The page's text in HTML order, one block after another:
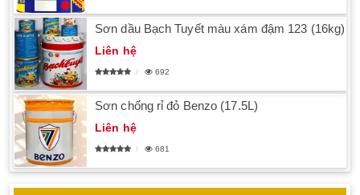
Sơn dầu Bạch Tuyết màu xám đậm 123 (16kg)
Liên hệ
692
Sơn chống rỉ đỏ Benzo (17.5L)
Liên hệ
681